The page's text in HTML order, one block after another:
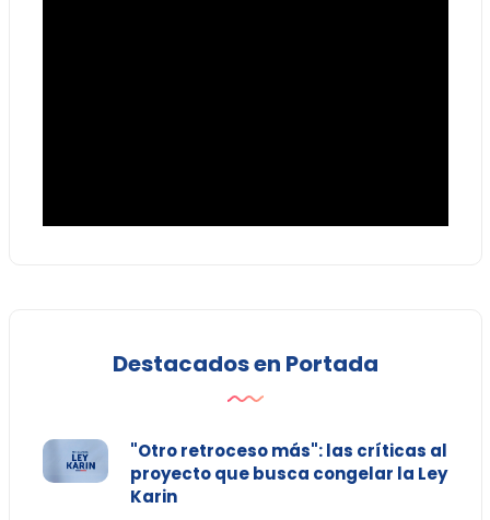
Destacados en Portada
"Otro retroceso más": las críticas al
proyecto que busca congelar la Ley
Karin